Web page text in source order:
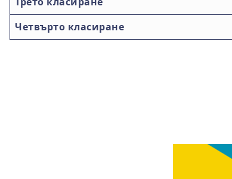
Четвърто класиране